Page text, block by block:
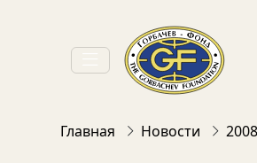
Главная Новости 2008